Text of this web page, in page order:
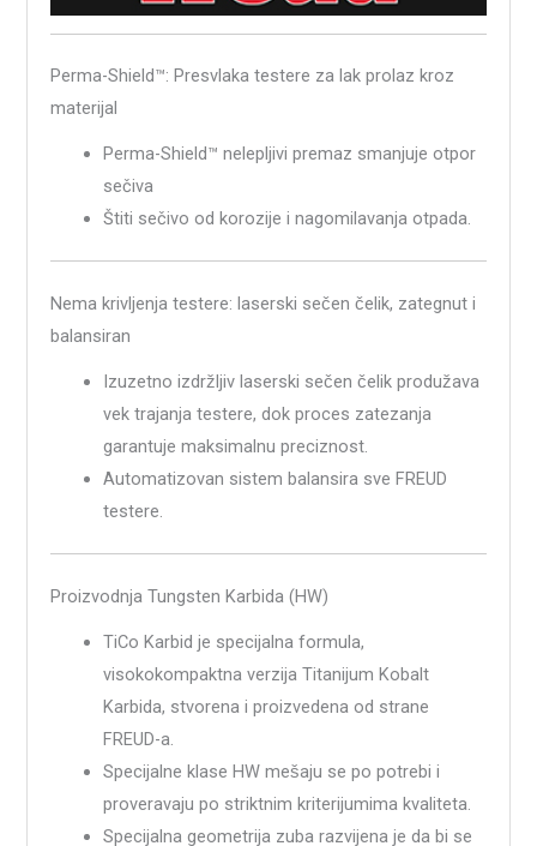
Perma-Shield™: Presvlaka testere za lak prolaz kroz
materijal
Perma-Shield™ nelepljivi premaz smanjuje otpor
sečiva
Štiti sečivo od korozije i nagomilavanja otpada.
Nema krivljenja testere: laserski sečen čelik, zategnut i
balansiran
Izuzetno izdržljiv laserski sečen čelik produžava
vek trajanja testere, dok proces zatezanja
garantuje maksimalnu preciznost.
Automatizovan sistem balansira sve FREUD
testere.
Proizvodnja Tungsten Karbida (HW)
TiCo Karbid je specijalna formula,
visokokompaktna verzija Titanijum Kobalt
Karbida, stvorena i proizvedena od strane
FREUD-a.
Specijalne klase HW mešaju se po potrebi i
proveravaju po striktnim kriterijumima kvaliteta.
Specijalna geometrija zuba razvijena je da bi se